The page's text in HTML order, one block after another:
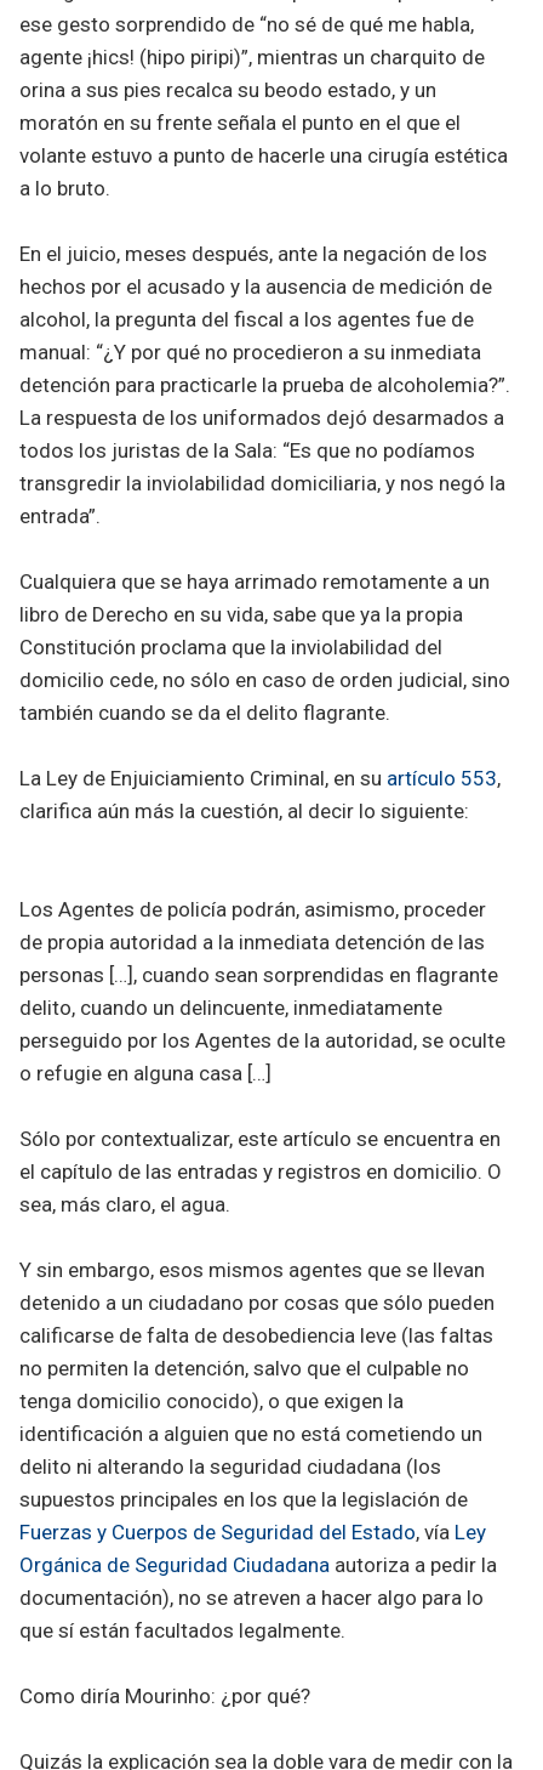
ese gesto sorprendido de “no sé de qué me habla,
agente ¡hics! (hipo piripi)”, mientras un charquito de
orina a sus pies recalca su beodo estado, y un
moratón en su frente señala el punto en el que el
volante estuvo a punto de hacerle una cirugía estética
a lo bruto.
En el juicio, meses después, ante la negación de los
hechos por el acusado y la ausencia de medición de
alcohol, la pregunta del fiscal a los agentes fue de
manual: “¿Y por qué no procedieron a su inmediata
detención para practicarle la prueba de alcoholemia?”.
La respuesta de los uniformados dejó desarmados a
todos los juristas de la Sala: “Es que no podíamos
transgredir la inviolabilidad domiciliaria, y nos negó la
entrada”.
Cualquiera que se haya arrimado remotamente a un
libro de Derecho en su vida, sabe que ya la propia
Constitución proclama que la inviolabilidad del
domicilio cede, no sólo en caso de orden judicial, sino
también cuando se da el delito flagrante.
La Ley de Enjuiciamiento Criminal, en su artículo 553,
clarifica aún más la cuestión, al decir lo siguiente:
Los Agentes de policía podrán, asimismo, proceder
de propia autoridad a la inmediata detención de las
personas […], cuando sean sorprendidas en flagrante
delito, cuando un delincuente, inmediatamente
perseguido por los Agentes de la autoridad, se oculte
o refugie en alguna casa […]
Sólo por contextualizar, este artículo se encuentra en
el capítulo de las entradas y registros en domicilio. O
sea, más claro, el agua.
Y sin embargo, esos mismos agentes que se llevan
detenido a un ciudadano por cosas que sólo pueden
calificarse de falta de desobediencia leve (las faltas
no permiten la detención, salvo que el culpable no
tenga domicilio conocido), o que exigen la
identificación a alguien que no está cometiendo un
delito ni alterando la seguridad ciudadana (los
supuestos principales en los que la legislación de
Fuerzas y Cuerpos de Seguridad del Estado, vía Ley
Orgánica de Seguridad Ciudadana autoriza a pedir la
documentación), no se atreven a hacer algo para lo
que sí están facultados legalmente.
Como diría Mourinho: ¿por qué?
Quizás la explicación sea la doble vara de medir con la